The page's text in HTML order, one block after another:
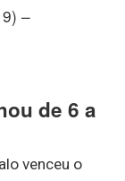
–
de 6 a
venceu o